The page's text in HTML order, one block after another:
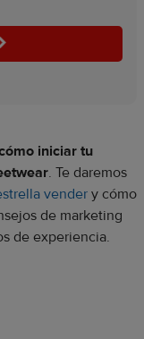
iniciar tu
. Te daremos
vender y cómo
de marketing
de experiencia.